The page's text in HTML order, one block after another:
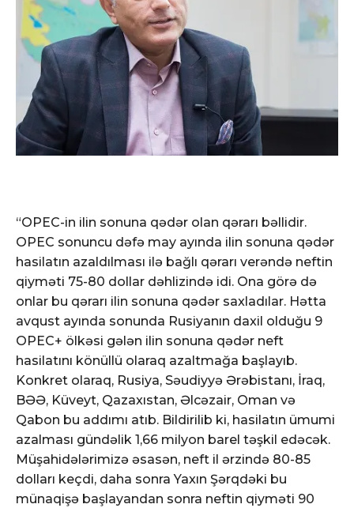
“OPEC-in ilin sonuna qədər olan qərarı bəllidir.
OPEC sonuncu dəfə may ayında ilin sonuna qədər
hasilatın azaldılması ilə bağlı qərarı verəndə neftin
qiyməti 75-80 dollar dəhlizində idi. Ona görə də
onlar bu qərarı ilin sonuna qədər saxladılar. Hətta
avqust ayında sonunda Rusiyanın daxil olduğu 9
OPEC+ ölkəsi gələn ilin sonuna qədər neft
hasilatını könüllü olaraq azaltmağa başlayıb.
Konkret olaraq, Rusiya, Səudiyyə Ərəbistanı, İraq,
BƏƏ, Küveyt, Qazaxıstan, Əlcəzair, Oman və
Qabon bu addımı atıb. Bildirilib ki, hasilatın ümumi
azalması gündəlik 1,66 milyon barel təşkil edəcək.
Müşahidələrimizə əsasən, neft il ərzində 80-85
dolları keçdi, daha sonra Yaxın Şərqdəki bu
münaqişə başlayandan sonra neftin qiyməti 90